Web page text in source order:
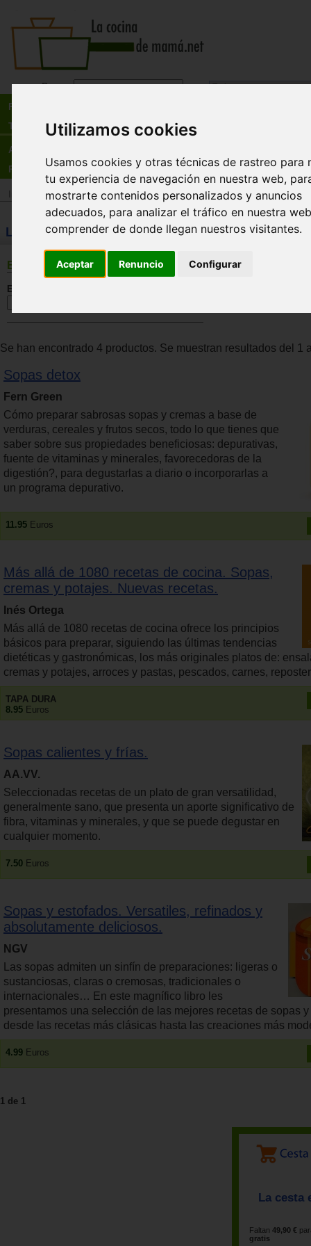
Utilizamos cookies
Usamos cookies y otras técnicas de rastreo para
tu experiencia de navegación en nuestra web,
mostrarte contenidos personalizados y anuncios
adecuados, para analizar el tráfico en nuestra
comprender de donde llegan nuestros visitantes.
Aceptar Renuncio Configurar
Busca: en:
Recetas
Tienda
Actualidad
Registro
Tienda>Libros>Menú>Sopas y cremas
LIBROS: Sopas y cremas
BÚSQUEDA
En esta sección:
Se han encontrado 4 productos. Se muestran resultados del 1
Sopas detox
Fern Green
Cómo preparar sabrosas sopas y cremas a base de
verduras, cereales y frutos secos, todo lo que tienes que
saber sobre sus propiedades beneficiosas: depurativas,
fuente de vitaminas y minerales, favorecedoras de la
digestión?, para degustarlas a diario o incorporarlas a
un programa depurativo.
11.95 Euros
Más allá de 1080 recetas de cocina. Sopas,
cremas y potajes. Nuevas recetas.
Inés Ortega
Más allá de 1080 recetas de cocina ofrece los principios
básicos para preparar, siguiendo las últimas tendencias
dietéticas y gastronómicas, los más originales platos de:
cremas y potajes, arroces y pastas, pescados, carnes,
TAPA DURA
8.95 Euros
Sopas calientes y frías.
AA.VV.
Seleccionadas recetas de un plato de gran versatilidad,
generalmente sano, que presenta un aporte significativo de
fibra, vitaminas y minerales, y que se puede degustar en
cualquier momento.
7.50 Euros
Sopas y estofados. Versatiles, refinados y
absolutamente deliciosos.
NGV
Las sopas admiten un sinfín de preparaciones: ligeras o
sustanciosas, claras o cremosas, tradicionales o
internacionales… En este magnífico libro les
presentamos una selección de las mejores recetas de sopas
desde las recetas más clásicas hasta las creaciones más
4.99 Euros
1 de 1
La cesta
Faltan 49,90 €
gratis